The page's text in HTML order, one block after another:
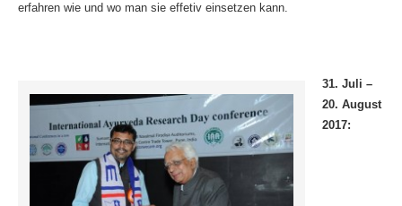
erfahren wie und wo man sie effetiv einsetzen kann.
31. Juli –
20. August
2017: